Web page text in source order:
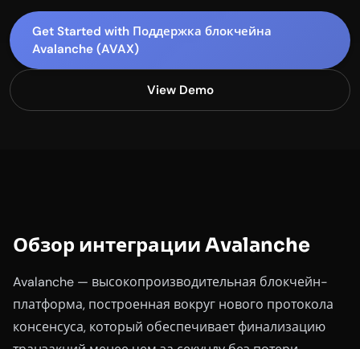
Get Started with Поддержка блокчейна
Avalanche (AVAX)
View Demo
Обзор интеграции Avalanche
Avalanche — высокопроизводительная блокчейн-
платформа, построенная вокруг нового протокола
консенсуса, который обеспечивает финализацию